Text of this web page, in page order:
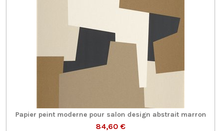
Papier peint moderne pour salon design abstrait marron
84,60 €